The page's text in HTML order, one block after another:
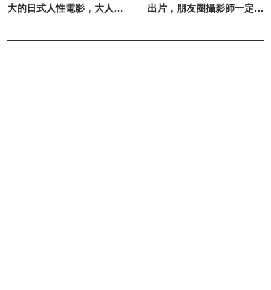
大的日式人性電影，大人必
出片，朋友圈攝影師一定屬